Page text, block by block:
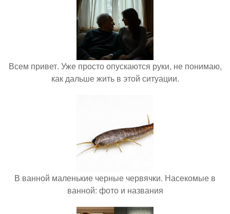
Всем привет. Уже просто опускаются руки, не понимаю,
как дальше жить в этой ситуации.
В ванной маленькие черные червячки. Насекомые в
ванной: фото и названия